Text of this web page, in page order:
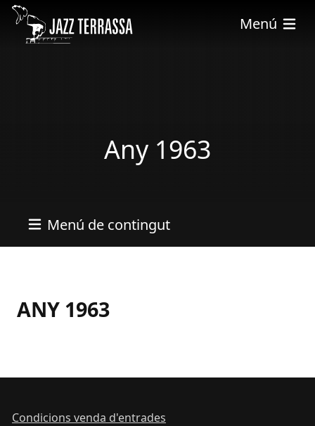
Skip to main content
Menú
Any 1963
Menú de contingut
ANY 1963
Condicions venda d'entrades